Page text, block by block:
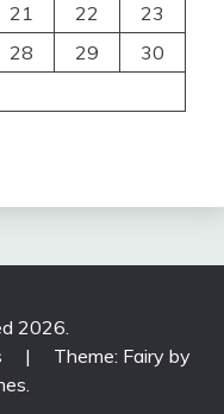
21 22
23
28 29
30
2026.
|
Theme: Fairy by
.